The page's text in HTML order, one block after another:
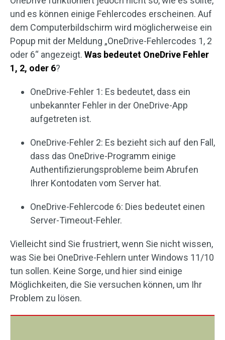
und es können einige Fehlercodes erscheinen. Auf
dem Computerbildschirm wird möglicherweise ein
Popup mit der Meldung „OneDrive-Fehlercodes 1, 2
oder 6“ angezeigt. Was bedeutet OneDrive Fehler
1, 2, oder 6?
OneDrive-Fehler 1: Es bedeutet, dass ein
unbekannter Fehler in der OneDrive-App
aufgetreten ist.
OneDrive-Fehler 2: Es bezieht sich auf den Fall,
dass das OneDrive-Programm einige
Authentifizierungsprobleme beim Abrufen
Ihrer Kontodaten vom Server hat.
OneDrive-Fehlercode 6: Dies bedeutet einen
Server-Timeout-Fehler.
Vielleicht sind Sie frustriert, wenn Sie nicht wissen,
was Sie bei OneDrive-Fehlern unter Windows 11/10
tun sollen. Keine Sorge, und hier sind einige
Möglichkeiten, die Sie versuchen können, um Ihr
Problem zu lösen.